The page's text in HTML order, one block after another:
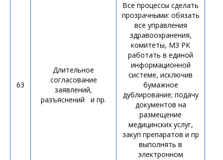
63
Длительное
согласование
заявлений,
разъяснений и пр.
Все процессы сделать
прозрачными: обязать
все управления
здравоохранения,
комитеты, МЗ РК
работать в единой
информационной
системе, исключив
бумажное
дублирование; подачу
документов на
размещение
медицинских услуг,
закуп препаратов и пр
выполнять в
электронном